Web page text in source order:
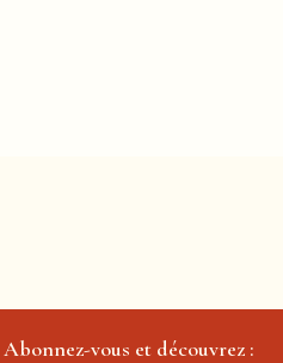
Abonnez-vous et découvrez :